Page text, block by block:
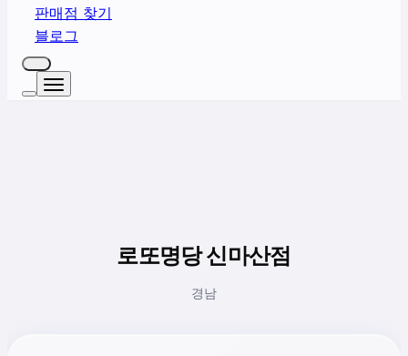
판매점 찾기
블로그
로또명당 신마산점
경남